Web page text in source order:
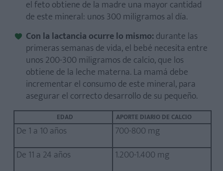
el feto obtiene de la madre una mayor cantidad
de este mineral: unos 300 miligramos al día.
Con la lactancia ocurre lo mismo:durante las
primeras semanas de vida, el bebé necesita entre
unos 200-300 miligramos de calcio, que los
obtiene de la leche materna. La mamá debe
incrementar el consumo de este mineral, para
asegurar el correcto desarrollo de su pequeño.
EDAD APORTE DIARIO DE CALCIO
De 1 a 10 años
700-800 mg
De 11 a 24 años
1.200-1.400 mg